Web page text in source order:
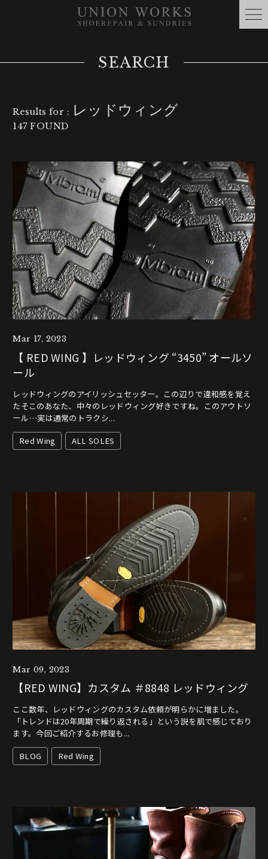
SEARCH
Results for : レッドウィング
147 FOUND
Mar 17, 2023
【 RED WING 】レッドウィング “3450” オールソ
ール
レッドウィングのアイリッシュセッター。この辺りで違和感を覚え
たそこのあなた、中々のレッドウィング好きですね。このアウトソ
ール…実は通常のトラクシ...
Red Wing ALL SOLES
Mar 09, 2023
【RED WING】カスタム ＃8848 レッドウィング
ここ数年、レッドウィングのカスタム依頼が明らかに増ました。
「トレンドは20年周期で繰り返される」という説を肌で感じており
ます。今回ご紹介するお修理も...
BLOG Red Wing